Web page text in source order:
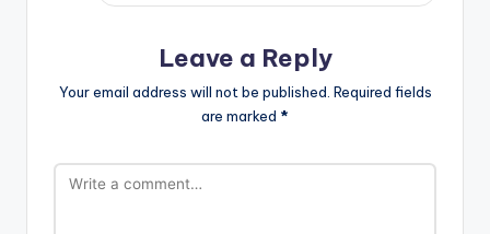
Leave a Reply
Your email address will not be published. Required fields
are marked *